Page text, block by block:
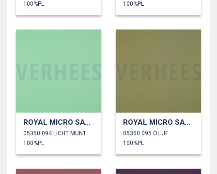
100%PL
100%PL
ROYAL MICRO SATIJN
05350.094 LICHT MUNT
100%PL
ROYAL MICRO SATIJN
05350.095 OLIJF
100%PL